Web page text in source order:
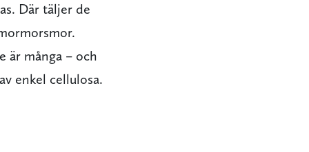
Där täljer de
är många – och
enkel cellulosa.